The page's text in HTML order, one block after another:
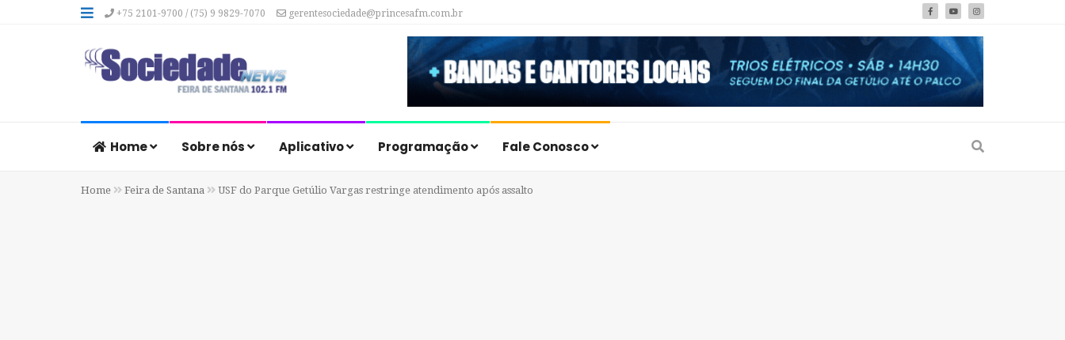
+75 2101-9700 / (75) 9 9829-7070 gerentesociedade@princesafm.com.br
Home Sobre nós Aplicativo Programação Fale Conosco
Home Feira de Santana USF do Parque Getúlio Vargas restringe atendimento após assalto